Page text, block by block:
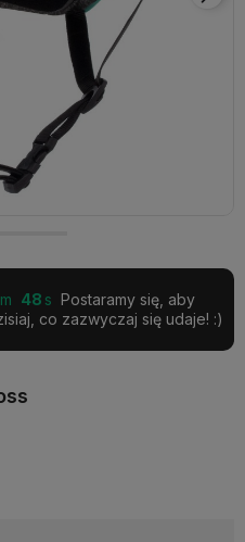
47
Postaramy się, aby
co zazwyczaj się udaje! :)